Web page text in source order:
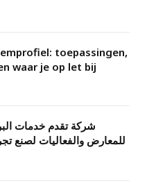
toepassingen,
waar je op let bij
شركة تقدم خدمات
للمعارض والفعاليات لصنع